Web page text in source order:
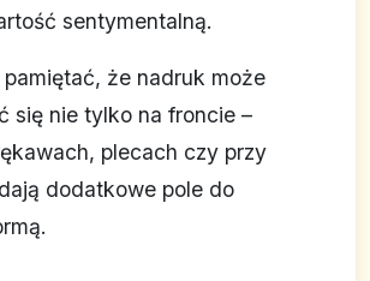
sentymentalną.
że nadruk może
się nie tylko na froncie –
plecach czy przy
dodatkowe pole do